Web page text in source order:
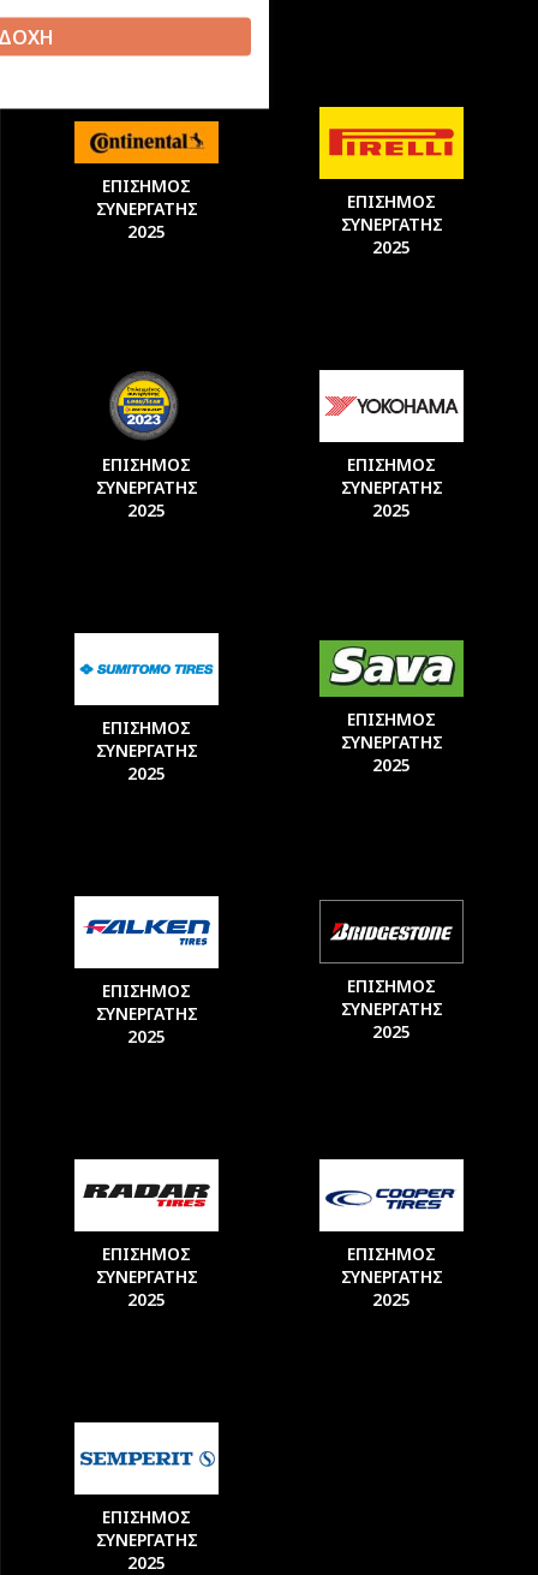
ΕΠΙΣΗΜΟΣ
ΣΥΝΕΡΓΑΤΗΣ
2025
ΕΠΙΣΗΜΟΣ
ΣΥΝΕΡΓΑΤΗΣ
2025
ΕΠΙΣΗΜΟΣ
ΣΥΝΕΡΓΑΤΗΣ
2025
ΕΠΙΣΗΜΟΣ
ΣΥΝΕΡΓΑΤΗΣ
2025
ΕΠΙΣΗΜΟΣ
ΣΥΝΕΡΓΑΤΗΣ
2025
ΕΠΙΣΗΜΟΣ
ΣΥΝΕΡΓΑΤΗΣ
2025
ΕΠΙΣΗΜΟΣ
ΣΥΝΕΡΓΑΤΗΣ
2025
ΕΠΙΣΗΜΟΣ
ΣΥΝΕΡΓΑΤΗΣ
2025
ΕΠΙΣΗΜΟΣ
ΣΥΝΕΡΓΑΤΗΣ
2025
ΕΠΙΣΗΜΟΣ
ΣΥΝΕΡΓΑΤΗΣ
2025
ΕΠΙΣΗΜΟΣ
ΣΥΝΕΡΓΑΤΗΣ
2025